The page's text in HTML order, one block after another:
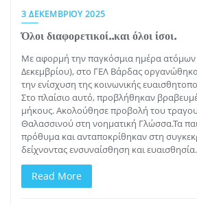
3 ΔΕΚΕΜΒΡΊΟΥ 2025
Όλοι διαφορετικοί..και όλοι ίσοι.
Με αφορμή την παγκόσμια ημέρα ατόμων
Δεκεμβρίου), στο ΓΕΛ Βάρδας
την ενίσχυση της κοινωνικής
Στο πλαίσιο αυτό, προβλήθηκαν
μήκους. Ακολούθησε προβολή του
Θαλασσινού στη νοηματική Γλώσσα.Τα
πρόθυμα και ανταποκρίθηκαν στη
δείχνοντας ενσυναίσθηση και ευαισθησία.
Read More